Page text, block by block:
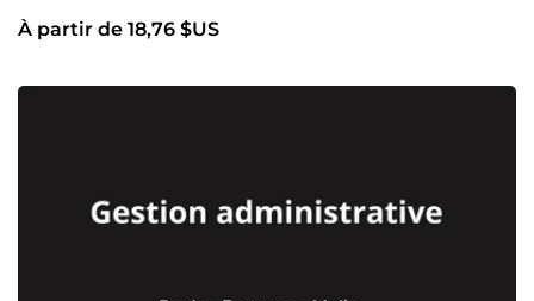
À partir de 18,76 $US